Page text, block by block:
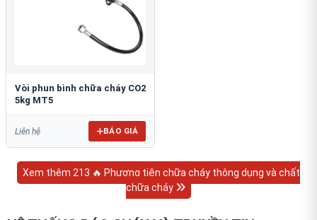
Vòi phun bình chữa cháy CO2
5kg MT5
Liên hệ BÁO GIÁ
Xem thêm 213 🔥 Phương tiện chữa cháy thông dụng và chất
chữa cháy